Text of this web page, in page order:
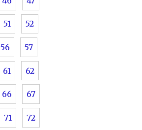
51 52
56 57
61 62
66 67
71 72